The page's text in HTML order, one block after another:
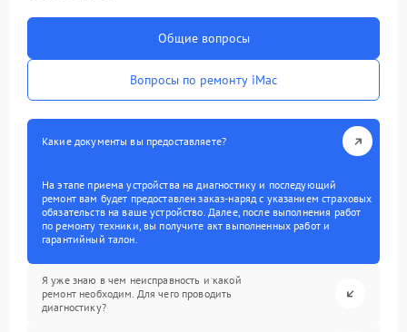
Общие вопросы
Вопросы по ремонту iMac
Какие документы вы предоставляете?
На этапе приема устройства на диагностику и последующий
ремонт вам будет предоставлен заказ-наряд с указанием страховых
обязательств на ваше устройство. Далее, после выполнения работ
по ремонту техники, вы получите акт выполненных работ и
гарантийный талон.
Я уже знаю в чем неисправность и какой
ремонт необходим. Для чего проводить
диагностику?